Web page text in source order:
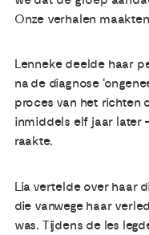
Onze verhalen
Lenneke deelde haar
na de diagnose
proces van het richten
inmiddels elf jaar later
raakte.
Lia vertelde over haar
die vanwege haar
was. Tijdens de les